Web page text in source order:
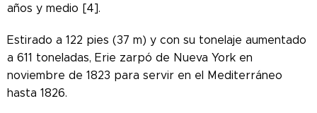
años y medio [4].
Estirado a 122 pies (37 m) y con su tonelaje aumentado
a 611 toneladas, Erie zarpó de Nueva York en
noviembre de 1823 para servir en el Mediterráneo
hasta 1826.